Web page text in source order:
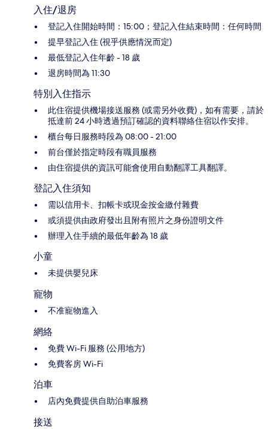
入住/退房
登記入住開始時間：15:00；登記入住結束時間：任何時間
提早登記入住 (視乎供應情況而定)
最低登記入住年齡 - 18 歲
退房時間為 11:30
特別入住指示
此住宿提供機場接送服務 (或需另外收費)，如有需要，請於
抵達前 24 小時透過預訂確認的資料聯絡住宿以作安排。
櫃台每日服務時段為 08:00 - 21:00
前台僅於指定時段有職員服務
由住宿提供的資訊可能會使用自動翻譯工具翻譯。
登記入住須知
需以信用卡、扣帳卡或現金按金繳付雜費
或須提供由政府發出且附有照片之身份證明文件
辦理入住手續的最低年齡為 18 歲
小童
未提供嬰兒床
寵物
不准寵物進入
網絡
免費 Wi-Fi 服務 (公用地方)
免費客房 Wi-Fi
泊車
店內免費提供自助泊車服務
接送